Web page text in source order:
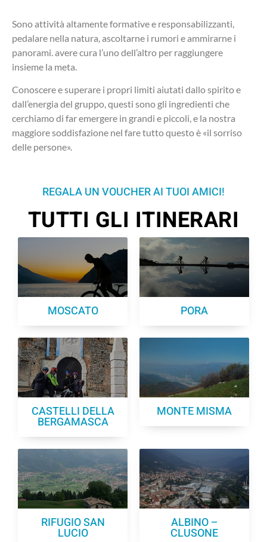
Sono attività altamente formative e responsabilizzanti,
pedalare nella natura, ascoltarne i rumori e ammirarne i
panorami. avere cura l’uno dell’altro per raggiungere
insieme la meta.
Conoscere e superare i propri limiti aiutati dallo spirito e
dall’energia del gruppo, questi sono gli ingredienti che
cerchiamo di far emergere in grandi e piccoli, e la nostra
maggiore soddisfazione nel fare tutto questo è «il sorriso
delle persone».
REGALA UN VOUCHER AI TUOI AMICI!
TUTTI GLI ITINERARI
MOSCATO PORA
CASTELLI DELLA
BERGAMASCA
MONTE MISMA
RIFUGIO SAN
LUCIO
ALBINO –
CLUSONE